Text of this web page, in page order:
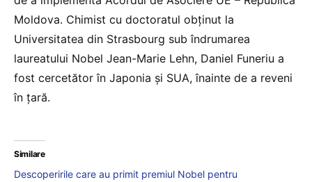
Moldova. Chimist cu doctoratul obținut la
Universitatea din Strasbourg sub îndrumarea
laureatului Nobel Jean-Marie Lehn, Daniel Funeriu a
fost cercetător în Japonia și SUA, înainte de a reveni
în țară.
Similare
Descoperirile care au primit premiul Nobel pentru